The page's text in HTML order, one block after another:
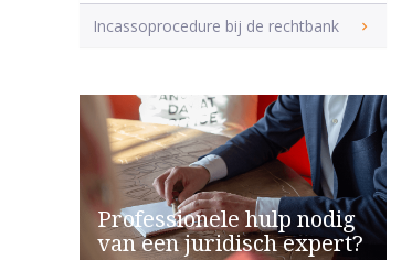
Incassoprocedure bij de rechtbank
Professionele hulp nodig
van een juridisch expert?